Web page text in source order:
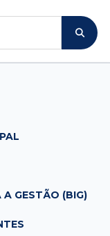
A GESTÃO (BIG)